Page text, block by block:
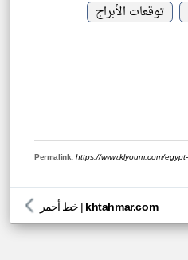
توقعات الأبراج
Permalink:
خط أحمر | khtahmar.com